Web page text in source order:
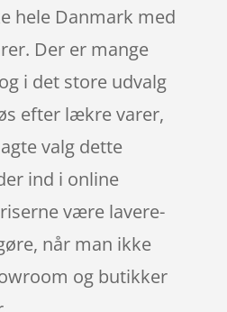
hele Danmark med
Der er mange
i det store udvalg
efter lækre varer,
valg dette
ind i online
være lavere-
når man ikke
og butikker